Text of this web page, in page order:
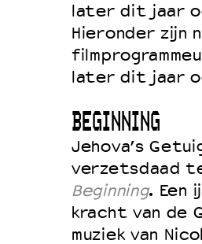
later dit jaar
Hieronder zijn
later dit jaar
BEGINNING
Jehova’s
verzetsdaad
Beginning. Een
kracht van de
muziek van